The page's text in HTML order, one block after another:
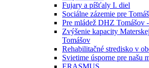
Fujary a píšťaly I. diel
Sociálne zázemie pre
Pre mládež DHZ Tomášov
Zvýšenie kapacity
Tomášov
Rehabilitačné stredisko v
Svietime úsporne pre našu
ERASMUS